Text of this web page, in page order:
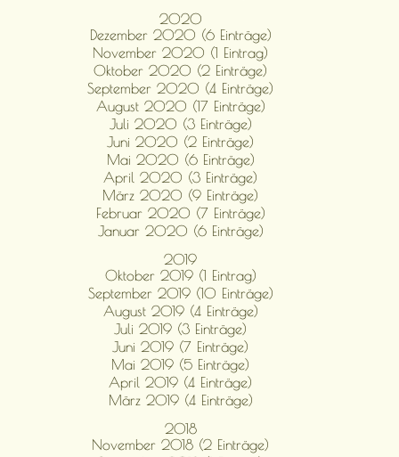
2020
Dezember 2020 (6 Einträge)
November 2020 (1 Eintrag)
Oktober 2020 (2 Einträge)
September 2020 (4 Einträge)
August 2020 (17 Einträge)
Juli 2020 (3 Einträge)
Juni 2020 (2 Einträge)
Mai 2020 (6 Einträge)
April 2020 (3 Einträge)
März 2020 (9 Einträge)
Februar 2020 (7 Einträge)
Januar 2020 (6 Einträge)
2019
Oktober 2019 (1 Eintrag)
September 2019 (10 Einträge)
August 2019 (4 Einträge)
Juli 2019 (3 Einträge)
Juni 2019 (7 Einträge)
Mai 2019 (5 Einträge)
April 2019 (4 Einträge)
März 2019 (4 Einträge)
2018
November 2018 (2 Einträge)